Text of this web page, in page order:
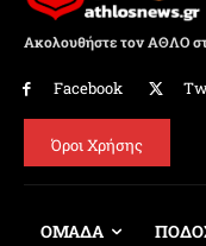
Ακολουθήστε τον ΑΘΛΟ
Facebook
Όροι Χρήσης
ΟΜΑΔΑ